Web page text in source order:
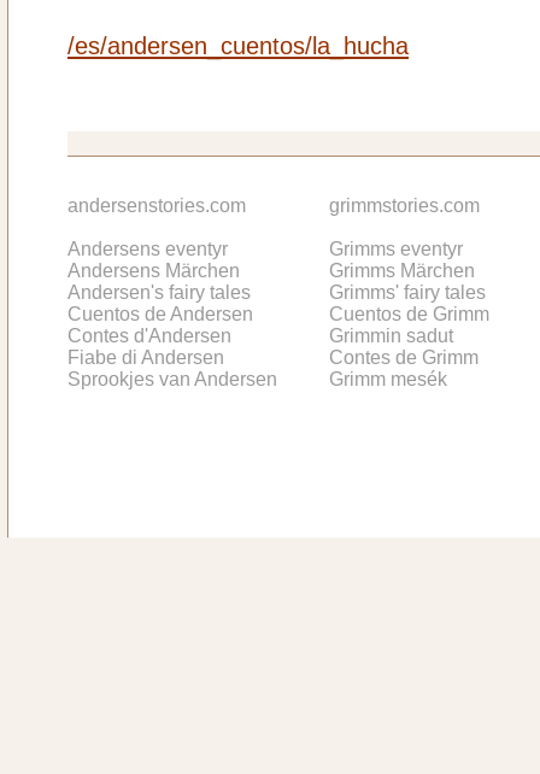
/es/andersen_cuentos/la_hucha
andersenstories.com
Andersens eventyr
Andersens Märchen
Andersen's fairy tales
Cuentos de Andersen
Contes d'Andersen
Fiabe di Andersen
Sprookjes van Andersen
grimmstories.com
Grimms eventyr
Grimms Märchen
Grimms' fairy tales
Cuentos de Grimm
Grimmin sadut
Contes de Grimm
Grimm mesék